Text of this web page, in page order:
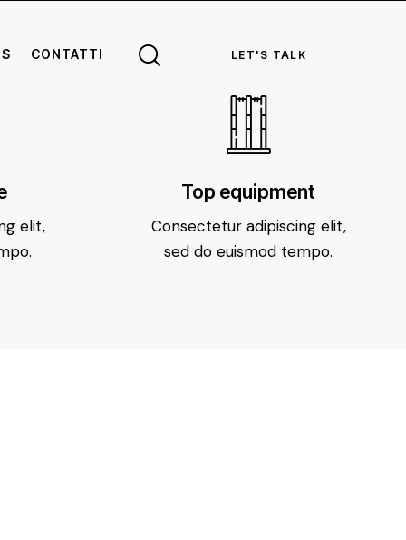
CONTATTI LET'S TALK
elit,
Top equipment
Consectetur adipiscing elit,
sed do euismod tempo.